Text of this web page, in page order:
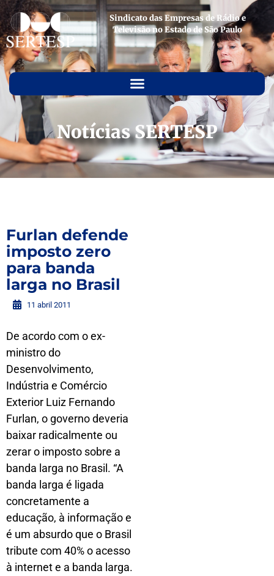
Sindicato das Empresas de Rádio e
Televisão no Estado de São Paulo
Notícias SERTESP
Furlan defende
imposto zero
para banda
larga no Brasil
11 abril 2011
De acordo com o ex-
ministro do
Desenvolvimento,
Indústria e Comércio
Exterior Luiz Fernando
Furlan, o governo deveria
baixar radicalmente ou
zerar o imposto sobre a
banda larga no Brasil. “A
banda larga é ligada
concretamente a
educação, à informação e
é um absurdo que o Brasil
tribute com 40% o acesso
à internet e a banda larga.